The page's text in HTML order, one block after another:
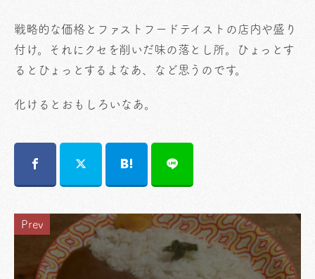
戦略的な価格とファストフードテイストの店内や盛り
付け。それにクセを削いだ味の落とし所。ひょっとす
るとひょっとするよなあ、など思うのです。
化けるとおもしろいなあ。
Prev